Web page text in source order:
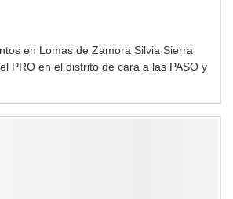
en Lomas de Zamora Silvia Sierra
PRO en el distrito de cara a las PASO y